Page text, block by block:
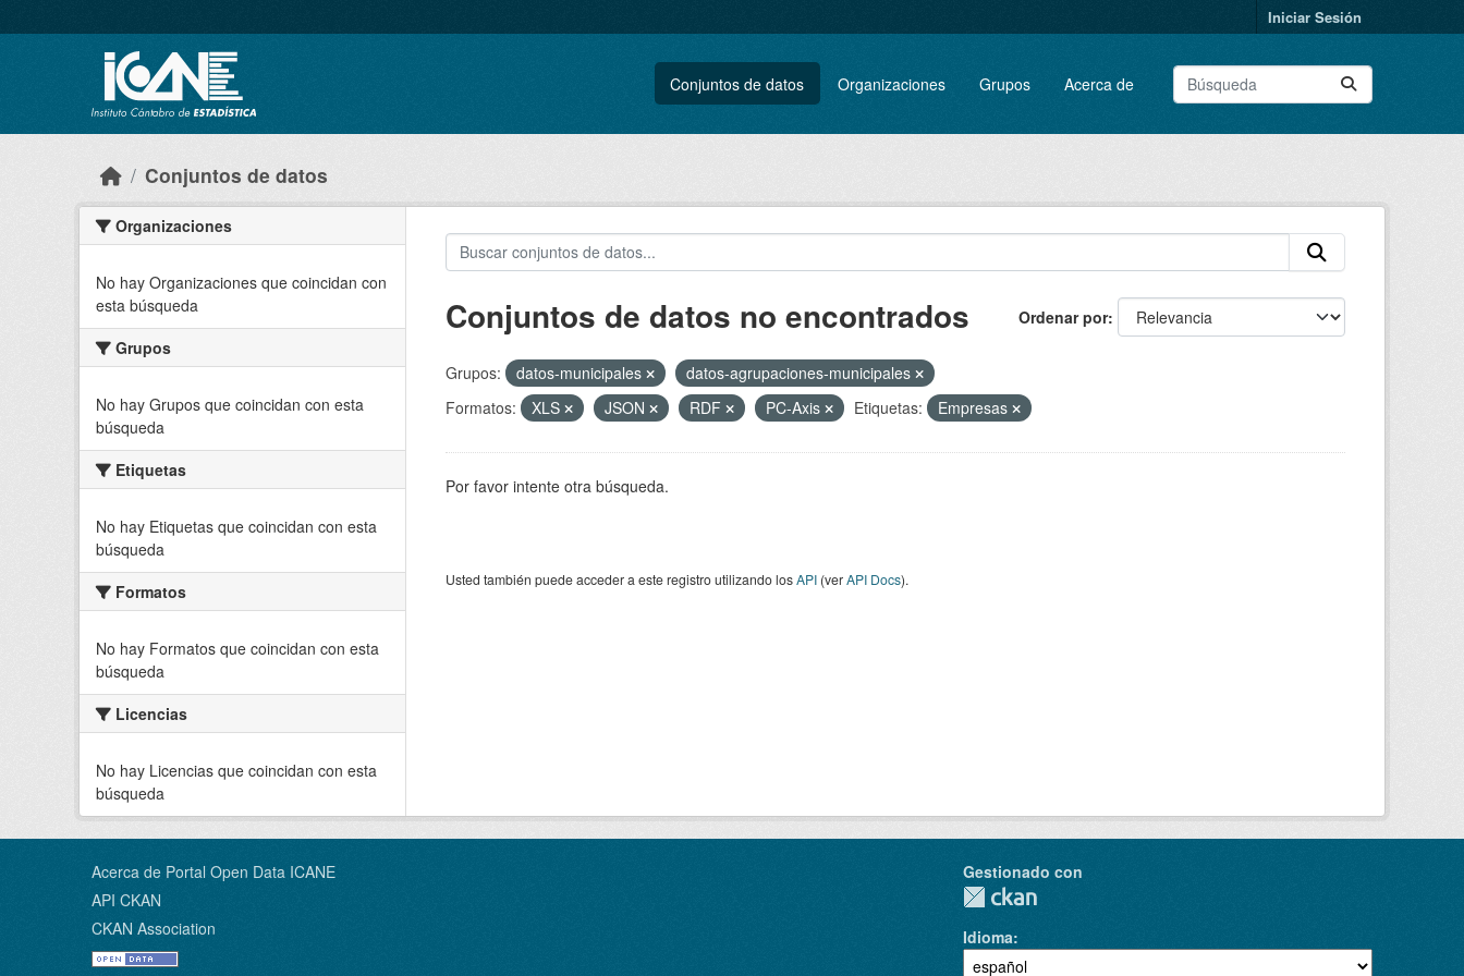
Iniciar Sesión
Conjuntos de datos Organizaciones Grupos Acerca de
Conjuntos de datos
Organizaciones
No hay Organizaciones que coincidan con
esta búsqueda
Grupos
No hay Grupos que coincidan con esta
búsqueda
Etiquetas
No hay Etiquetas que coincidan con esta
búsqueda
Formatos
No hay Formatos que coincidan con esta
búsqueda
Licencias
No hay Licencias que coincidan con esta
búsqueda
Ordenar por
Conjuntos de datos no encontrados
Grupos: datos-municipales
datos-agrupaciones-municipales
Formatos:
XLS JSON RDF PC-Axis Etiquetas: Empresas
Por favor intente otra búsqueda.
Usted también puede acceder a este registro utilizando losAPI(verAPI Docs).
Acerca de Portal Open Data ICANE
API CKAN
CKAN Association
Gestionado con
Idioma